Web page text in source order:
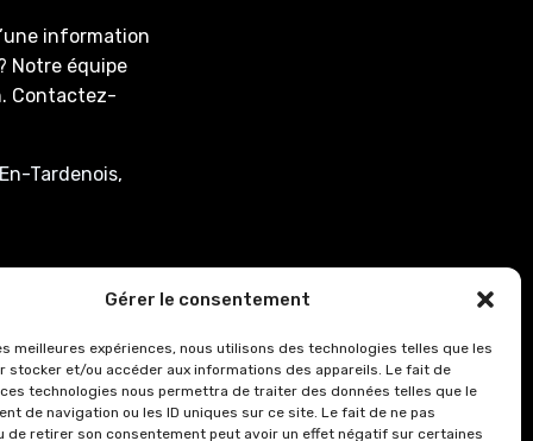
Gérer le consentement
meilleures expériences, nous utilisons des technologies telles que les
stocker et/ou accéder aux informations des appareils. Le fait de
technologies nous permettra de traiter des données telles que le
de navigation ou les ID uniques sur ce site. Le fait de ne pas
de retirer son consentement peut avoir un effet négatif sur certaines
information
Notre équipe
Contactez-
Tardenois,
8h00 à 12h15
à 12h15 et de